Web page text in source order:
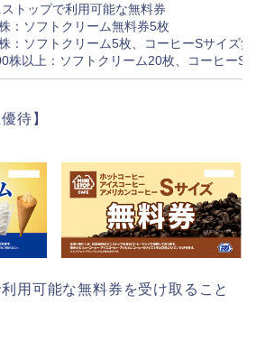
ストップで利用可能な無料券
：ソフトクリーム無料券5枚
：ソフトクリーム5枚、コーヒーSサイズ
株以上：ソフトクリーム20枚、コーヒーS
待】
用可能な無料券を受け取ること